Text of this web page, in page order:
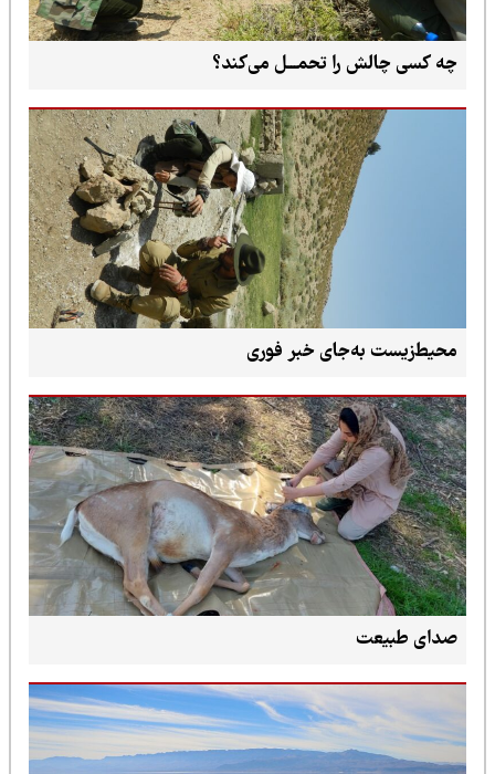
چه کسی چالش را تحمـــل می‌کند؟
محیط‌زیست به‌جای خبر فوری
صدای طبیعت